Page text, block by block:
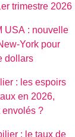
trimestre 2026
USA : nouvelle
York pour
dollars
: les espoirs
en 2026,
envolés ?
: le taux de